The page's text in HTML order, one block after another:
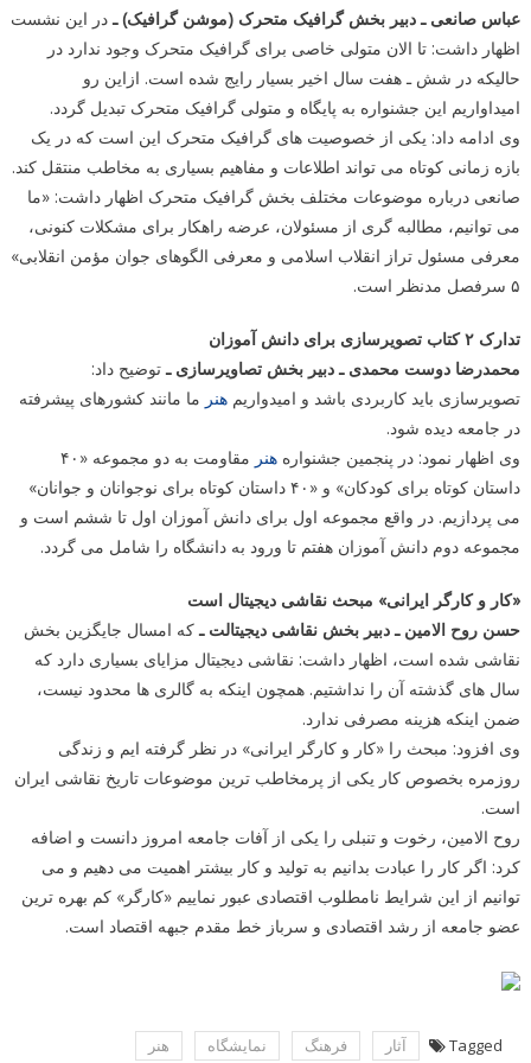
عباس صانعی ـ دبیر بخش گرافیک متحرک (موشن گرافیک) ـدر این نشست
اظهار داشت: تا الان متولی خاصی برای گرافیک متحرک وجود ندارد در
حالیکه در شش ـ هفت سال اخیر بسیار رایج شده است. ازاین رو
امیداواریم این جشنواره به پایگاه و متولی گرافیک متحرک تبدیل گردد.
وی ادامه داد: یکی از خصوصیت های گرافیک متحرک این است که در یک
بازه زمانی کوتاه می تواند اطلاعات و مفاهیم بسیاری به مخاطب منتقل کند.
صانعی درباره موضوعات مختلف بخش گرافیک متحرک اظهار داشت: «ما
می توانیم، مطالبه گری از مسئولان، عرضه راهکار برای مشکلات کنونی،
معرفی مسئول تراز انقلاب اسلامی و معرفی الگوهای جوان مؤمن انقلابی»
۵ سرفصل مدنظر است.
تدارک ۲ کتاب تصویرسازی برای دانش آموزان
محمدرضا دوست محمدی ـ دبیر بخش تصاویرسازی ـتوضیح داد:
تصویرسازی باید کاربردی باشد و امیدواریم هنر ما مانند کشورهای پیشرفته
در جامعه دیده شود.
وی اظهار نمود: در پنجمین جشنواره هنر
مقاومت به دو مجموعه «۴۰
داستان کوتاه برای کودکان» و «۴۰ داستان کوتاه برای نوجوانان و جوانان»
می پردازیم. در واقع مجموعه اول برای دانش آموزان اول تا ششم است و
مجموعه دوم دانش آموزان هفتم تا ورود به دانشگاه را شامل می گردد.
«کار و کارگر ایرانی» مبحث نقاشی دیجیتال است
حسن روح الامین ـ دبیر بخش نقاشی دیجیتالت ـکه امسال جایگزین بخش
نقاشی شده است، اظهار داشت: نقاشی دیجیتال مزایای بسیاری دارد که
سال های گذشته آن را نداشتیم. همچون اینکه به گالری ها محدود نیست،
ضمن اینکه هزینه مصرفی ندارد.
وی افزود: مبحث را «کار و کارگر ایرانی» در نظر گرفته ایم و زندگی
روزمره بخصوص کار یکی از پرمخاطب ترین موضوعات تاریخ نقاشی ایران
است.
روح الامین، رخوت و تنبلی را یکی از آفات جامعه امروز دانست و اضافه
کرد: اگر کار را عبادت بدانیم به تولید و کار بیشتر اهمیت می دهیم و می
توانیم از این شرایط نامطلوب اقتصادی عبور نماییم «کارگر» کم بهره ترین
عضو جامعه از رشد اقتصادی و سرباز خط مقدم جبهه اقتصاد است.
Tagged آثار فرهنگ نمایشگاه هنر